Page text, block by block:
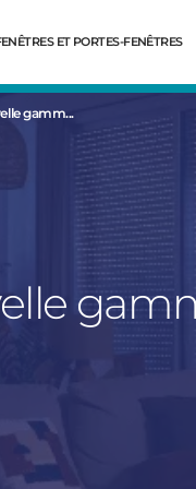
ET PORTES-FENÊTRES
gamm...